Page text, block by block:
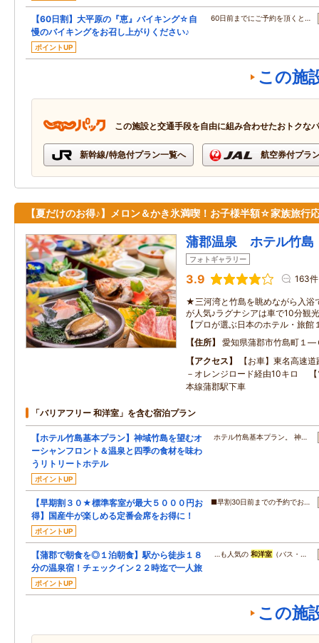
【60日割】大平原の『恵』バイキング☆自
慢のバイキングをお召し上がりください♪
ポイントUP
60日前までにご予約を頂くと…
この施
この施設と交通手段を自由に組み合わせたおトクな
新幹線/特急付プラン一覧へ 航空券付プラ
【夏だけのお得♪】メロン＆かき氷満喫！お子様半額☆家族旅行
蒲郡温泉 ホテル竹島
フォトギャラリー
3.9 163件
★三河湾と竹島を眺めながら入浴
が人気♪ラグナシアは車で10分観
【プロが選ぶ日本のホテル・旅
住所
愛知県蒲郡市竹島町１―
アクセス
【お車】東名高速
－オレンジロード経由10キロ 【
本線蒲郡駅下車
「バリアフリー 和洋室」を含む宿泊プラン
【ホテル竹島基本プラン】神域竹島を望むオ
ーシャンフロント＆温泉と四季の食材を味わ
うリトリートホテル
ポイントUP
ホテル竹島基本プラン。 神…
【早期割３０★標準客室が最大５０００円お
得】国産牛が楽しめる定番会席をお得に！
ポイントUP
■早割30日前までの予約でお…
【蒲郡で朝食を◎１泊朝食】駅から徒歩１８
分の温泉宿！チェックイン２２時迄で一人旅
ポイントUP
…も人気の和洋室 （バス・…
この施